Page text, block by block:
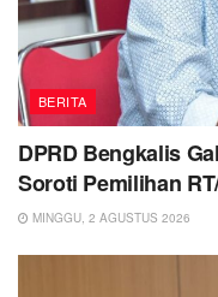
BERITA
DPRD Bengkalis
Soroti Pemilihan
MINGGU, 2 AGUSTUS 2026